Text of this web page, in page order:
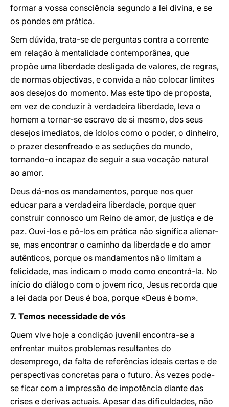
formar a vossa consciência segundo a lei divina, e se
os pondes em prática.
Sem dúvida, trata-se de perguntas contra a corrente
em relação à mentalidade contemporânea, que
propõe uma liberdade desligada de valores, de regras,
de normas objectivas, e convida a não colocar limites
aos desejos do momento. Mas este tipo de proposta,
em vez de conduzir à verdadeira liberdade, leva o
homem a tornar-se escravo de si mesmo, dos seus
desejos imediatos, de ídolos como o poder, o dinheiro,
o prazer desenfreado e as seduções do mundo,
tornando-o incapaz de seguir a sua vocação natural
ao amor.
Deus dá-nos os mandamentos, porque nos quer
educar para a verdadeira liberdade, porque quer
construir connosco um Reino de amor, de justiça e de
paz. Ouvi-los e pô-los em prática não significa alienar-
se, mas encontrar o caminho da liberdade e do amor
autênticos, porque os mandamentos não limitam a
felicidade, mas indicam o modo como encontrá-la. No
início do diálogo com o jovem rico, Jesus recorda que
a lei dada por Deus é boa, porque «Deus é bom».
7. Temos necessidade de vós
Quem vive hoje a condição juvenil encontra-se a
enfrentar muitos problemas resultantes do
desemprego, da falta de referências ideais certas e de
perspectivas concretas para o futuro. Às vezes pode-
se ficar com a impressão de impotência diante das
crises e derivas actuais. Apesar das dificuldades, não